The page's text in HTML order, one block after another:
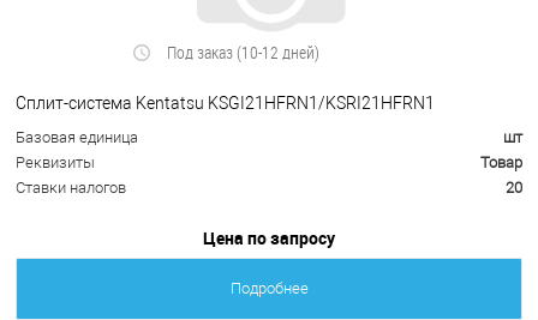
Под заказ (10-12 дней)
Сплит-система Kentatsu KSGI21HFRN1/KSRI21HFRN1
Базовая единица
шт
Реквизиты
Товар
Ставки налогов
20
Цена по запросу
Подробнее